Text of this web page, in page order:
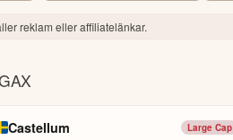
reklam eller affiliatelänkar.
Castellum Large Cap